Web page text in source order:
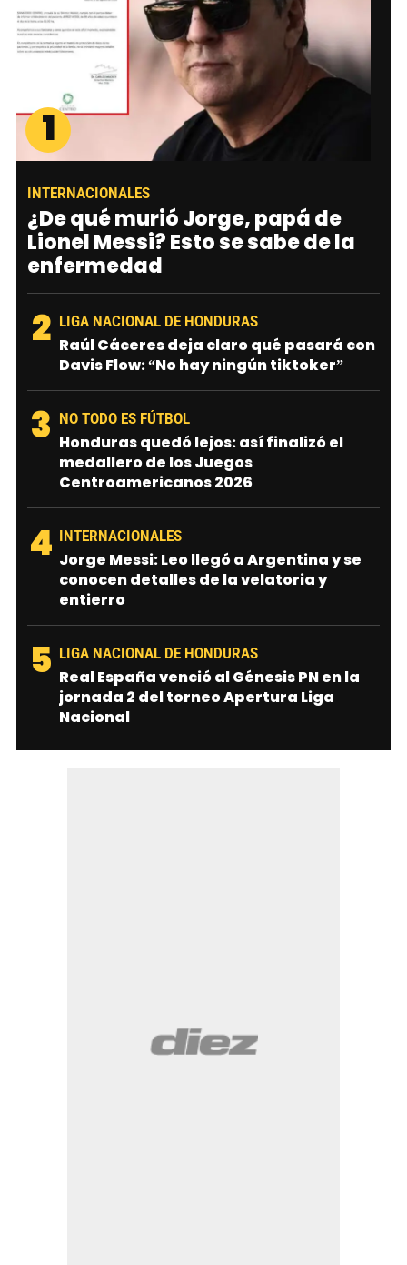
1
INTERNACIONALES
¿De qué murió Jorge, papá de
Lionel Messi? Esto se sabe de la
enfermedad
2 LIGA NACIONAL DE HONDURAS
Raúl Cáceres deja claro qué pasará con
Davis Flow: “No hay ningún tiktoker”
3 NO TODO ES FÚTBOL
Honduras quedó lejos: así finalizó el
medallero de los Juegos
Centroamericanos 2026
4 INTERNACIONALES
Jorge Messi: Leo llegó a Argentina y se
conocen detalles de la velatoria y
entierro
5 LIGA NACIONAL DE HONDURAS
Real España venció al Génesis PN en la
jornada 2 del torneo Apertura Liga
Nacional